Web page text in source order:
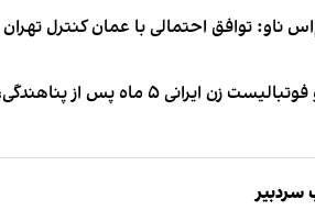
ناو: توافق احتمالی با عمان کنترل
زن ایرانی ۵ ماه پس از پناهندگی، شهروند استرالیا شدند
سردبیر